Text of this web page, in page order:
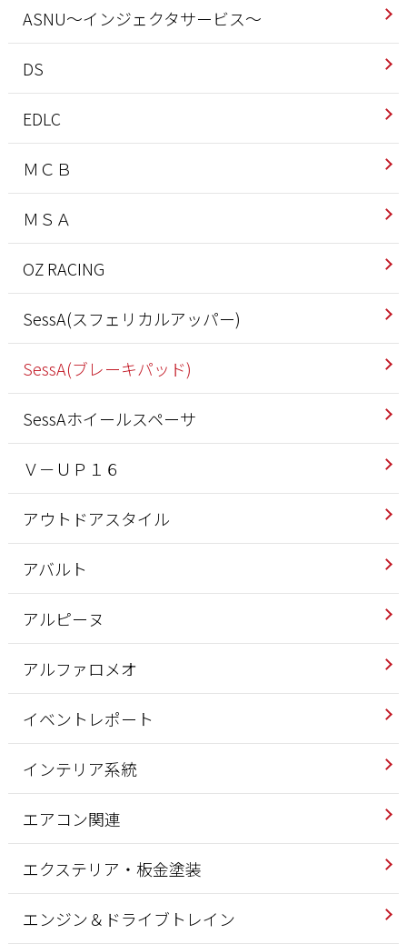
ASNU～インジェクタサービス～
DS
EDLC
ＭＣＢ
ＭＳＡ
OZ RACING
SessA(スフェリカルアッパー)
SessA(ブレーキパッド)
SessAホイールスペーサ
Ｖ－ＵＰ１６
アウトドアスタイル
アバルト
アルピーヌ
アルファロメオ
イベントレポート
インテリア系統
エアコン関連
エクステリア・板金塗装
エンジン＆ドライブトレイン